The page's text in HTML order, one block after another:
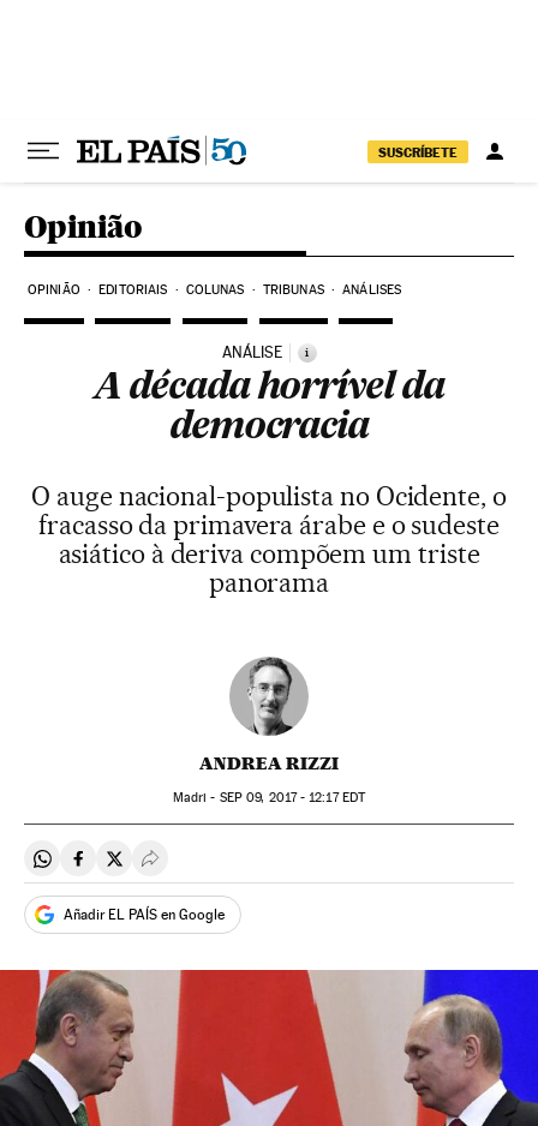
SUSCRÍBETE
Opinião
OPINIÃO EDITORIAIS COLUNAS TRIBUNAS ANÁLISES
ANÁLISE i
A década horrível da
democracia
O auge nacional-populista no Ocidente, o
fracasso da primavera árabe e o sudeste
asiático à deriva compõem um triste
panorama
ANDREA RIZZI
Madri - SEP 09, 2017 - 12:17EDT
Compartir en Whatsapp
Compartir en Facebook
Compartir en Twitter
Desplegar Redes Sociales
Añadir EL PAÍS en Google